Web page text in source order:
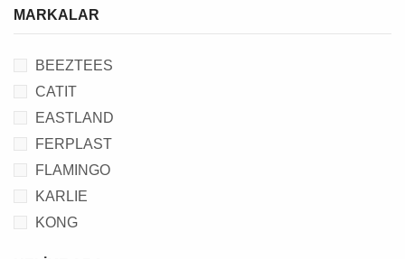
KEDİ TASMA, KAYIŞ & AKSESUARI
MARKALAR
BEEZTEES
CATIT
EASTLAND
FERPLAST
FLAMINGO
KARLIE
KONG